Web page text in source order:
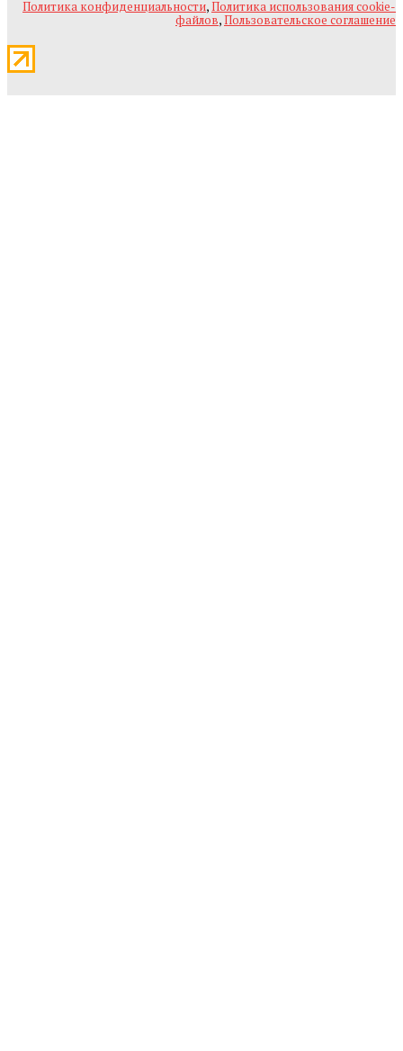
Политика конфиденциальности,Политика использования cookie-
файлов,Пользовательское соглашение